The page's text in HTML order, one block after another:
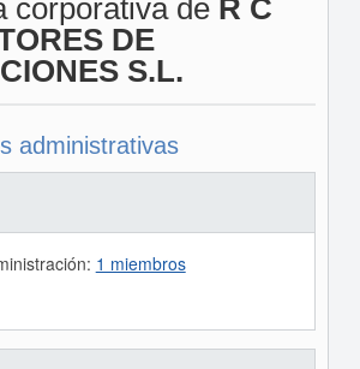
corporativa de R C
DE
S.L.
administrativas
1 miembros